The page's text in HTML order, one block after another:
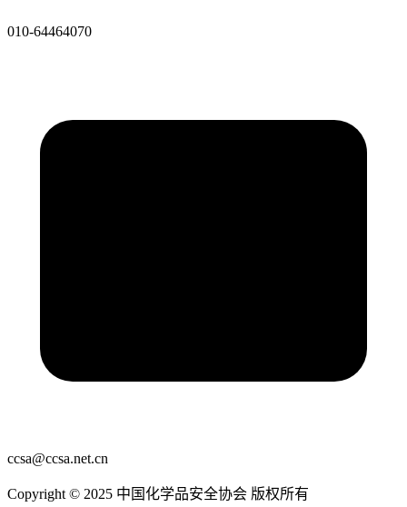
010-64464070
ccsa@ccsa.net.cn
Copyright © 2025 中国化学品安全协会 版权所有